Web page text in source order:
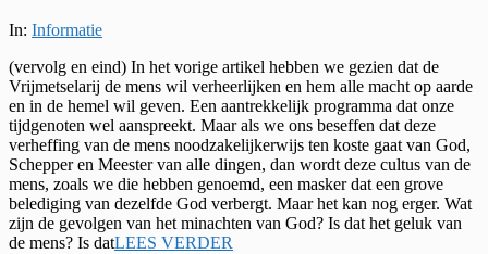
2022-
20
In: Informatie
(vervolg en eind) In het vorige artikel hebben we gezien dat de
Vrijmetselarij de mens wil verheerlijken en hem alle macht op aarde
en in de hemel wil geven. Een aantrekkelijk programma dat onze
tijdgenoten wel aanspreekt. Maar als we ons beseffen dat deze
verheffing van de mens noodzakelijkerwijs ten koste gaat van God,
Schepper en Meester van alle dingen, dan wordt deze cultus van de
mens, zoals we die hebben genoemd, een masker dat een grove
belediging van dezelfde God verbergt. Maar het kan nog erger. Wat
zijn de gevolgen van het minachten van God? Is dat het geluk van
de mens? Is datLEES VERDER